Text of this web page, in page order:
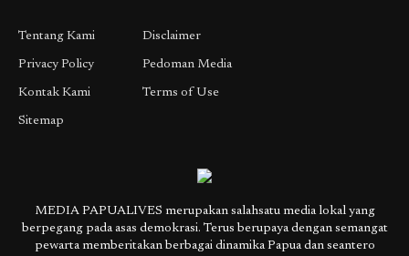
Tentang Kami
Privacy Policy
Kontak Kami
Sitemap
Disclaimer
Pedoman Media
Terms of Use
MEDIA PAPUALIVES merupakan salahsatu media lokal yang
berpegang pada asas demokrasi. Terus berupaya dengan semangat
pewarta memberitakan berbagai dinamika Papua dan seantero